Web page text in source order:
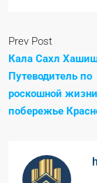
Prev Post
Кала Сахл
Путеводитель по
роскошной
побережье